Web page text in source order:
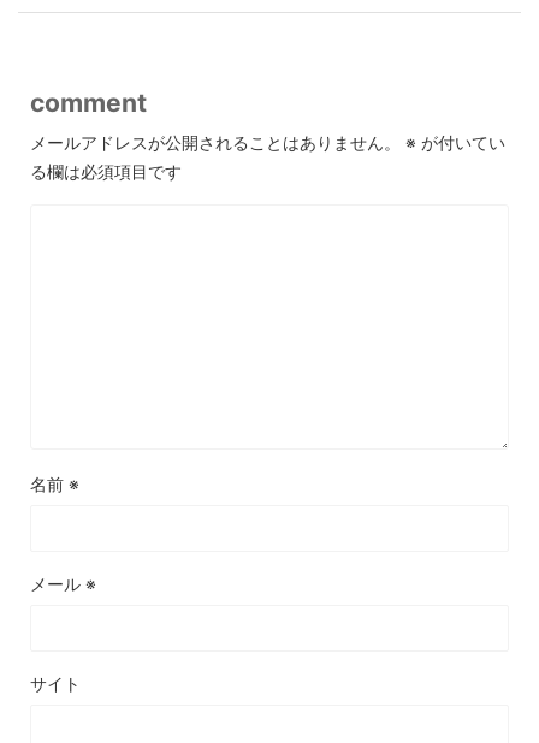
comment
メールアドレスが公開されることはありません。 ※ が付いてい
る欄は必須項目です
名前 ※
メール ※
サイト